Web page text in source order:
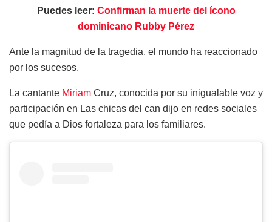
Puedes leer: Confirman la muerte del ícono
dominicano Rubby Pérez
Ante la magnitud de la tragedia, el mundo ha reaccionado
por los sucesos.
La cantante Miriam Cruz, conocida por su inigualable voz y
participación en Las chicas del can dijo en redes sociales
que pedía a Dios fortaleza para los familiares.